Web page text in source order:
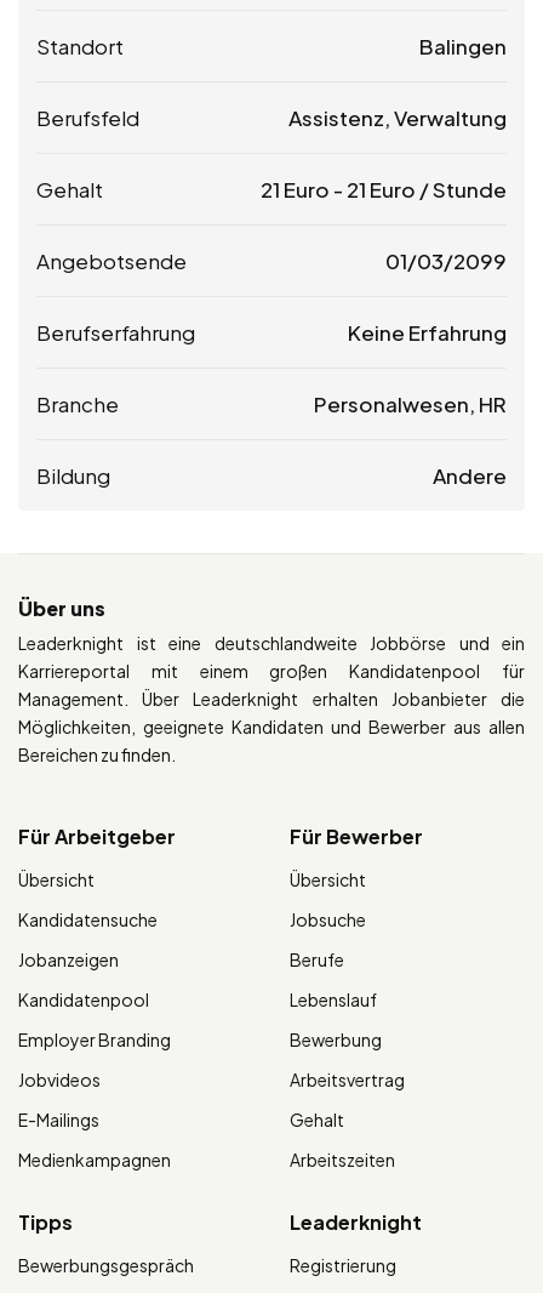
Standort Balingen
Berufsfeld Assistenz, Verwaltung
Gehalt 21 Euro - 21 Euro / Stunde
Angebotsende 01/03/2099
Berufserfahrung Keine Erfahrung
Branche Personalwesen, HR
Bildung Andere
Über uns
Leaderknight ist eine deutschlandweite Jobbörse und ein
Karriereportal mit einem großen Kandidatenpool für
Management. Über Leaderknight erhalten Jobanbieter die
Möglichkeiten, geeignete Kandidaten und Bewerber aus allen
Bereichen zu finden.
Für Arbeitgeber
Übersicht
Kandidatensuche
Jobanzeigen
Kandidatenpool
Employer Branding
Jobvideos
E-Mailings
Medienkampagnen
Für Bewerber
Übersicht
Jobsuche
Berufe
Lebenslauf
Bewerbung
Arbeitsvertrag
Gehalt
Arbeitszeiten
Tipps
Bewerbungsgespräch
Leaderknight
Registrierung